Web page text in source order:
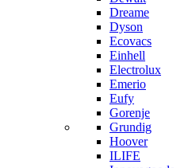
Dreame
Dyson
Ecovacs
Einhell
Electrolux
Emerio
Eufy
Gorenje
Grundig
Hoover
ILIFE